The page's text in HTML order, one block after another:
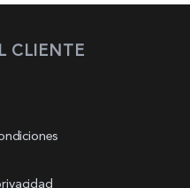
CLIENTE